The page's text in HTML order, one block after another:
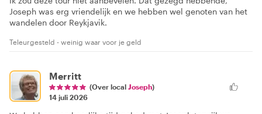
Joseph was erg vriendelijk en we hebben wel genoten van het
wandelen door Reykjavik.
Teleurgesteld - weinig waar voor je geld
Merritt
(Over local Joseph)
14 juli 2026